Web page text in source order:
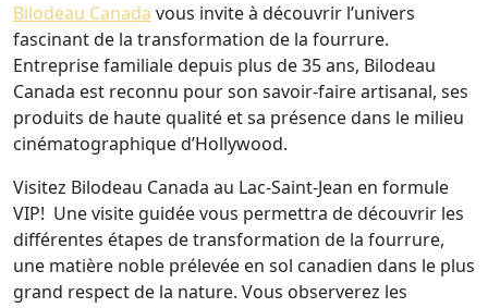
Bilodeau Canada vous invite à découvrir l’univers
fascinant de la transformation de la fourrure.
Entreprise familiale depuis plus de 35 ans, Bilodeau
Canada est reconnu pour son savoir-faire artisanal, ses
produits de haute qualité et sa présence dans le milieu
cinématographique d’Hollywood.
Visitez Bilodeau Canada au Lac-Saint-Jean en formule
VIP! Une visite guidée vous permettra de découvrir les
différentes étapes de transformation de la fourrure,
une matière noble prélevée en sol canadien dans le plus
grand respect de la nature. Vous observerez les